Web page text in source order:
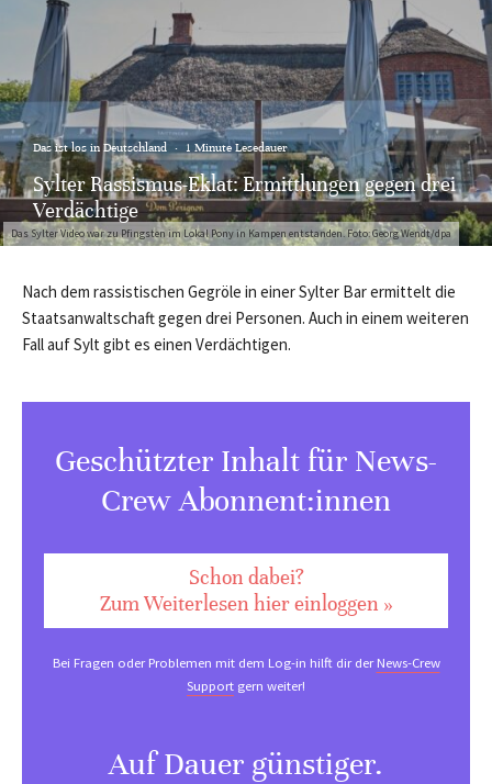
Das Sylter Video war zu Pfingsten im Lokal Pony in Kampen entstanden. Foto: Georg Wendt/dpa
Das ist los in Deutschland · 1 Minute Lesedauer
Sylter Rassismus-Eklat: Ermittlungen gegen drei
Verdächtige
Nach dem rassistischen Gegröle in einer Sylter Bar ermittelt die
Staatsanwaltschaft gegen drei Personen. Auch in einem weiteren
Fall auf Sylt gibt es einen Verdächtigen.
Geschützter Inhalt für News-
Crew Abonnent:innen
Schon dabei?
Zum Weiterlesen hier einloggen »
Bei Fragen oder Problemen mit dem Log-in hilft dir derNews-Crew
Support gern weiter!
Auf Dauer günstiger.